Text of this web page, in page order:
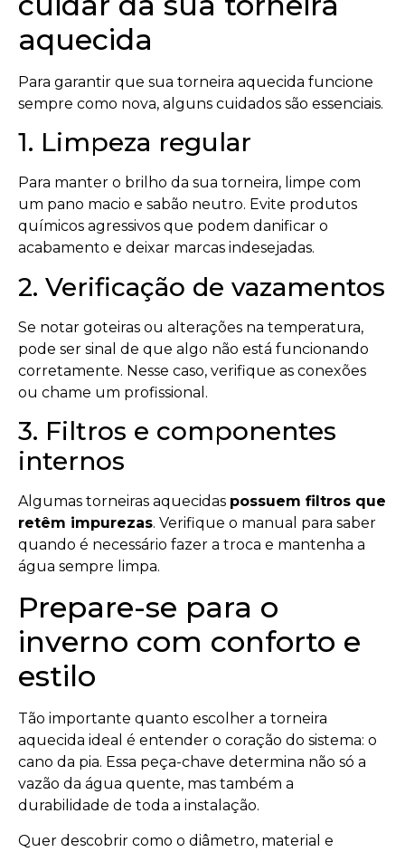
aquecida
Para garantir que sua torneira aquecida funcione
sempre como nova, alguns cuidados são essenciais.
1. Limpeza regular
Para manter o brilho da sua torneira, limpe com
um pano macio e sabão neutro. Evite produtos
químicos agressivos que podem danificar o
acabamento e deixar marcas indesejadas.
2. Verificação de vazamentos
Se notar goteiras ou alterações na temperatura,
pode ser sinal de que algo não está funcionando
corretamente. Nesse caso, verifique as conexões
ou chame um profissional.
3. Filtros e componentes
internos
Algumas torneiras aquecidas possuem filtros que
retêm impurezas. Verifique o manual para saber
quando é necessário fazer a troca e mantenha a
água sempre limpa.
Prepare-se para o
inverno com conforto e
estilo
Tão importante quanto escolher a torneira
aquecida ideal é entender o coração do sistema: o
cano da pia. Essa peça-chave determina não só a
vazão da água quente, mas também a
durabilidade de toda a instalação.
Quer descobrir como o diâmetro, material e